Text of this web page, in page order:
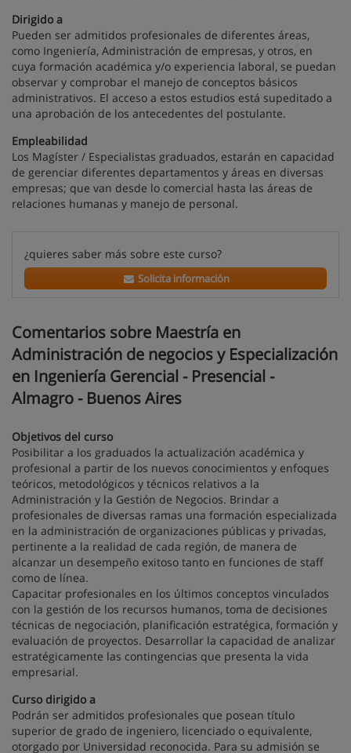
Dirigido a
Pueden ser admitidos profesionales de diferentes áreas,
como Ingeniería, Administración de empresas, y otros, en
cuya formación académica y/o experiencia laboral, se puedan
observar y comprobar el manejo de conceptos básicos
administrativos. El acceso a estos estudios está supeditado a
una aprobación de los antecedentes del postulante.
Empleabilidad
Los Magíster / Especialistas graduados, estarán en capacidad
de gerenciar diferentes departamentos y áreas en diversas
empresas; que van desde lo comercial hasta las áreas de
relaciones humanas y manejo de personal.
¿quieres saber más sobre este curso?
Solicita información
Comentarios sobre Maestría en
Administración de negocios y Especialización
en Ingeniería Gerencial - Presencial -
Almagro - Buenos Aires
Objetivos del curso
Posibilitar a los graduados la actualización académica y
profesional a partir de los nuevos conocimientos y enfoques
teóricos, metodológicos y técnicos relativos a la
Administración y la Gestión de Negocios. Brindar a
profesionales de diversas ramas una formación especializada
en la administración de organizaciones públicas y privadas,
pertinente a la realidad de cada región, de manera de
alcanzar un desempeño exitoso tanto en funciones de staff
como de línea.
Capacitar profesionales en los últimos conceptos vinculados
con la gestión de los recursos humanos, toma de decisiones
técnicas de negociación, planificación estratégica, formación y
evaluación de proyectos. Desarrollar la capacidad de analizar
estratégicamente las contingencias que presenta la vida
empresarial.
Curso dirigido a
Podrán ser admitidos profesionales que posean título
superior de grado de ingeniero, licenciado o equivalente,
otorgado por Universidad reconocida. Para su admisión se